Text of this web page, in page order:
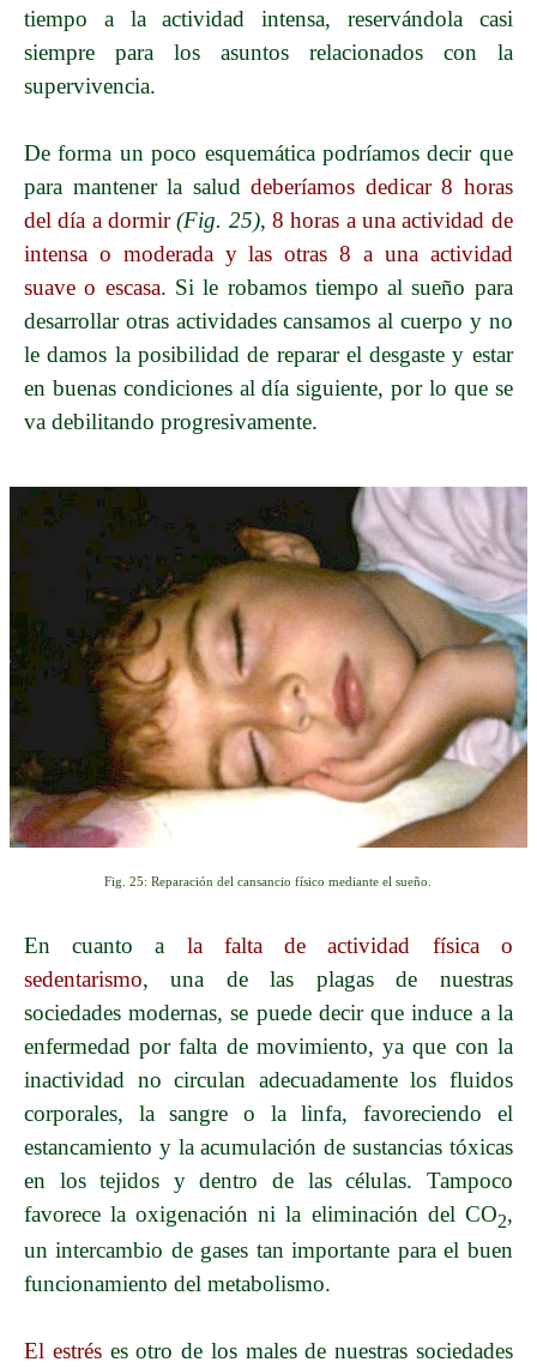
tiempo a la actividad intensa, reservándola casi
siempre para los asuntos relacionados con la
supervivencia.
De forma un poco esquemática podríamos decir que
para mantener la saluddeberíamos dedicar 8 horas
del día a dormir(Fig. 25),8 horas a una actividad de
intensa o moderada y las otras 8 a una actividad
suave o escasa. Si le robamos tiempo al sueño para
desarrollar otras actividades cansamos al cuerpo y no
le damos la posibilidad de reparar el desgaste y estar
en buenas condiciones al día siguiente, por lo que se
va debilitando progresivamente.
Fig. 25: Reparación del cansancio físico mediante el sueño.
En cuanto a la falta de actividad física o
sedentarismo, una de las plagas de nuestras
sociedades modernas, se puede decir que induce a la
enfermedad por falta de movimiento, ya que con la
inactividad no circulan adecuadamente los fluidos
corporales, la sangre o la linfa, favoreciendo el
estancamiento y la acumulación de sustancias tóxicas
en los tejidos y dentro de las células. Tampoco
favorece la oxigenación ni la eliminación del CO2,
un intercambio de gases tan importante para el buen
funcionamiento del metabolismo.
El estréses otro de los males de nuestras sociedades